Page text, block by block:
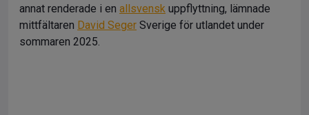
annat renderade i en allsvensk uppflyttning, lämnade
mittfältaren David Seger Sverige för utlandet under
sommaren 2025.